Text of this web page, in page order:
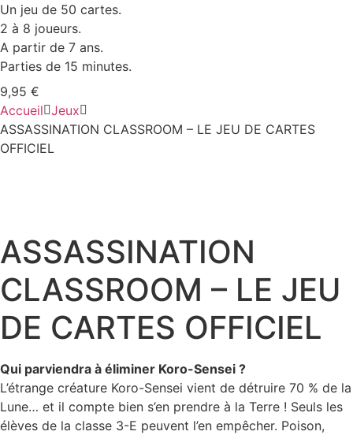
Un jeu de 50 cartes.
2 à 8 joueurs.
A partir de 7 ans.
Parties de 15 minutes.
9,95 €
Accueil Jeux
ASSASSINATION CLASSROOM – LE JEU DE CARTES
OFFICIEL
ASSASSINATION
CLASSROOM – LE JEU
DE CARTES OFFICIEL
Qui parviendra à éliminer Koro-Sensei ?
L’étrange créature Koro-Sensei vient de détruire 70 % de la
Lune… et il compte bien s’en prendre à la Terre ! Seuls les
élèves de la classe 3-E peuvent l’en empêcher. Poison,